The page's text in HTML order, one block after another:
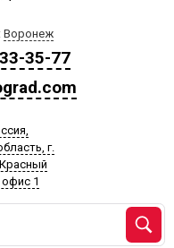
Воронеж
35-77
г.
1